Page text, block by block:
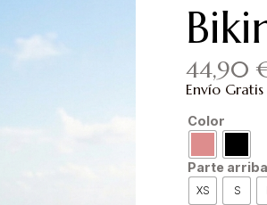
44,90
Envío Gratis
Color
Parte arriba
XS S